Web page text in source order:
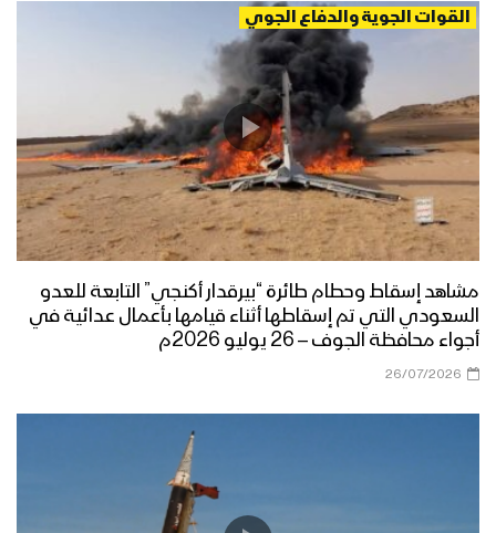
جانب من انتكاسة جيش النظام السعودي
خلال عملية جيزان الواسعة – تقرير
مونتاج زامل رُبى جيزان | عيسى الليث –
1442هـ
عملية جيزان الواسعة – تقرير
السعودي أثناء محاولتهم الفرار – تنكيل
تدمير ناقلة جند سعودية ومصرع من عليها
من ضباط وجنود سعوديين بكمين محكم –
القوات الجوية والدفاع الجوي
مشاهد إسقاط وحطام طائرة “بيرقدار أكنجي” التابعة للعدو
السعودي التي تم إسقاطها أثناء قيامها بأعمال عدائية في
أجواء محافظة الجوف – 26 يوليو 2026م
26/07/2026